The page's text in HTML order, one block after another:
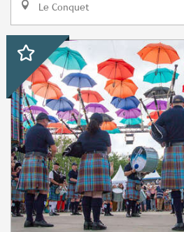
Le Conquet